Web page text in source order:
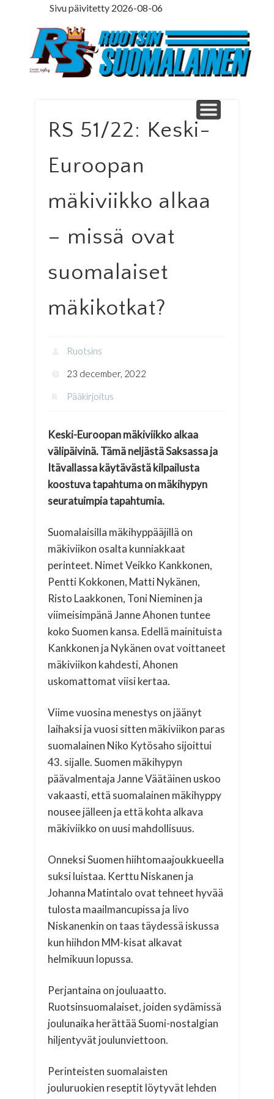
Sivu päivitetty 2026-08-06
ETUSIVU
PÄÄKIRJOITUS
MINNE MENNÄ
ILMOITUSOSASTO
LEHTITILAUS
NETTILEHTI
LEDARE PÅ SVENSKA
YHTEYSTIEDOT
RS 51/22: Keski-
Euroopan
mäkiviikko alkaa
– missä ovat
suomalaiset
mäkikotkat?
Ruotsins
23 december, 2022
Pääkirjoitus
Keski-Euroopan mäkiviikko alkaa
välipäivinä. Tämä neljästä Saksassa ja
Itävallassa käytävästä kilpailusta
koostuva tapahtuma on mäkihypyn
seuratuimpia tapahtumia.
Suomalaisilla mäkihyppääjillä on
mäkiviikon osalta kunniakkaat
perinteet. Nimet Veikko Kankkonen,
Pentti Kokkonen, Matti Nykänen,
Risto Laakkonen, Toni Nieminen ja
viimeisimpänä Janne Ahonen tuntee
koko Suomen kansa. Edellä mainituista
Kankkonen ja Nykänen ovat voittaneet
mäkiviikon kahdesti, Ahonen
uskomattomat viisi kertaa.
Viime vuosina menestys on jäänyt
laihaksi ja vuosi sitten mäkiviikon paras
suomalainen Niko Kytösaho sijoittui
43. sijalle. Suomen mäkihypyn
päävalmentaja Janne Väätäinen uskoo
vakaasti, että suomalainen mäkihyppy
nousee jälleen ja että kohta alkava
mäkiviikko on uusi mahdollisuus.
Onneksi Suomen hiihtomaajoukkueella
suksi luistaa. Kerttu Niskanen ja
Johanna Matintalo ovat tehneet hyvää
tulosta maailmancupissa ja Iivo
Niskanenkin on taas täydessä iskussa
kun hiihdon MM-kisat alkavat
helmikuun lopussa.
Perjantaina on jouluaatto.
Ruotsinsuomalaiset, joiden sydämissä
joulunaika herättää Suomi-nostalgian
hiljentyvät joulunviettoon.
Perinteisten suomalaisten
jouluruokien reseptit löytyvät lehden